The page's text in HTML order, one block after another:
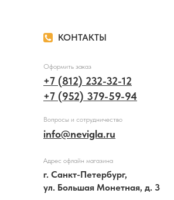
КОНТАКТЫ
+7 (812) 232-32-12
+7 (952) 379-59-94
info@nevigla.ru
Оформить заказ
Вопросы и сотрудничество
Адрес офлайн магазина
г. Санкт-Петербург,
ул. Большая Монетная, д. 3